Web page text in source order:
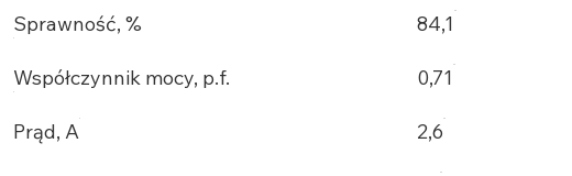
Sprawność, % 84,1
Współczynnik mocy, p.f. 0,71
Prąd, A 2,6